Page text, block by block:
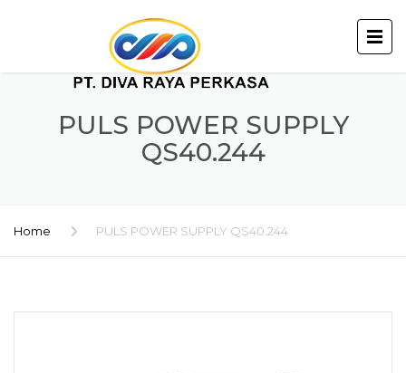
PULS POWER SUPPLY
QS40.244
Home PULS POWER SUPPLY QS40.244